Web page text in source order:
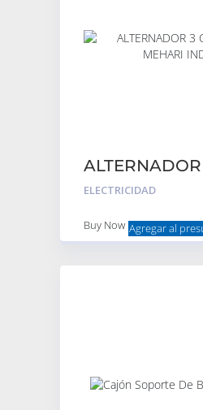
AMI 8 /
ELECTRICIDAD
Buy Now Agregar al